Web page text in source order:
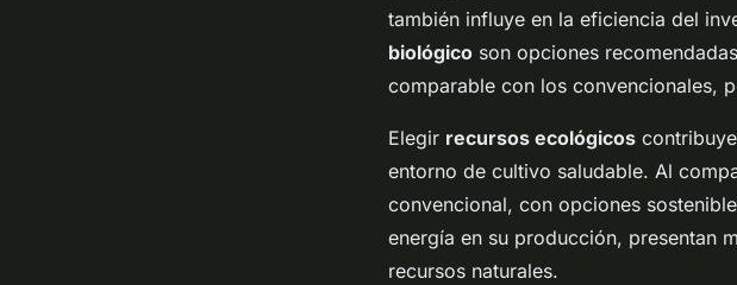
también influye en la eficiencia del
biológico son opciones
comparable con los convencionales,
Elegir recursos ecológicos
entorno de cultivo saludable. Al
convencional, con opciones
energía en su producción, presentan
recursos naturales.